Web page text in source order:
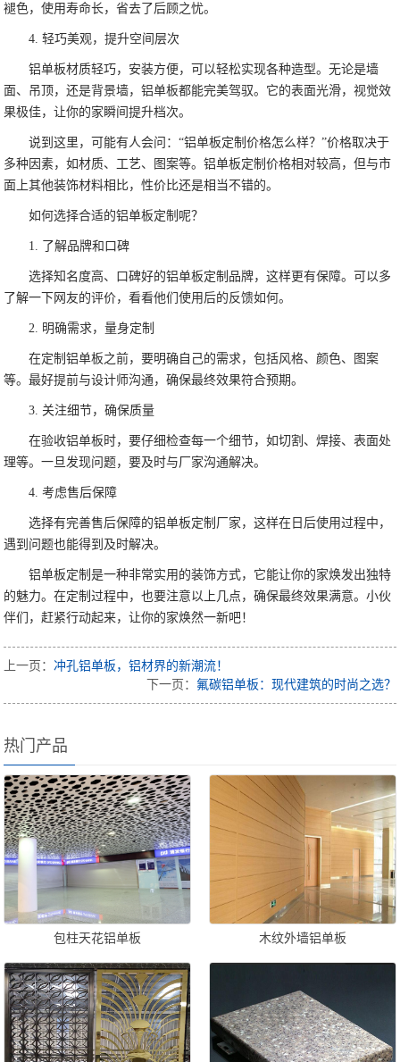
褪色，使用寿命长，省去了后顾之忧。
4. 轻巧美观，提升空间层次
铝单板材质轻巧，安装方便，可以轻松实现各种造型。无论是墙
面、吊顶，还是背景墙，铝单板都能完美驾驭。它的表面光滑，视觉效
果极佳，让你的家瞬间提升档次。
说到这里，可能有人会问：“铝单板定制价格怎么样？”价格取决于
多种因素，如材质、工艺、图案等。铝单板定制价格相对较高，但与市
面上其他装饰材料相比，性价比还是相当不错的。
如何选择合适的铝单板定制呢？
1. 了解品牌和口碑
选择知名度高、口碑好的铝单板定制品牌，这样更有保障。可以多
了解一下网友的评价，看看他们使用后的反馈如何。
2. 明确需求，量身定制
在定制铝单板之前，要明确自己的需求，包括风格、颜色、图案
等。最好提前与设计师沟通，确保最终效果符合预期。
3. 关注细节，确保质量
在验收铝单板时，要仔细检查每一个细节，如切割、焊接、表面处
理等。一旦发现问题，要及时与厂家沟通解决。
4. 考虑售后保障
选择有完善售后保障的铝单板定制厂家，这样在日后使用过程中，
遇到问题也能得到及时解决。
铝单板定制是一种非常实用的装饰方式，它能让你的家焕发出独特
的魅力。在定制过程中，也要注意以上几点，确保最终效果满意。小伙
伴们，赶紧行动起来，让你的家焕然一新吧！
上一页：冲孔铝单板，铝材界的新潮流！
下一页： 氟碳铝单板：现代建筑的时尚之选？
热门产品
包柱天花铝单板 木纹外墙铝单板